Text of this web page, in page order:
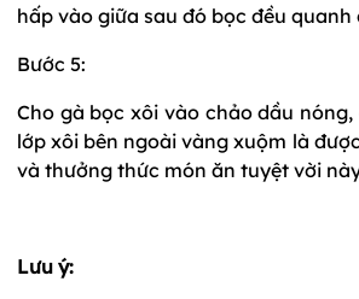
hấp vào giữa sau đó bọc đều quanh
Bước 5:
Cho gà bọc xôi vào chảo dầu
lớp xôi bên ngoài vàng xuộm là
và thưởng thức món ăn tuyệt vời
Lưu ý: